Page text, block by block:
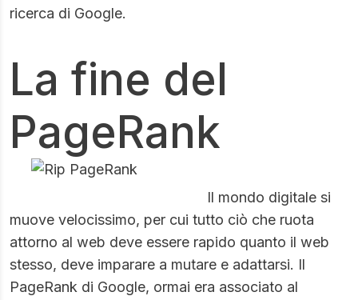
ricerca di Google.
La fine del
PageRank
Il mondo digitale si
muove velocissimo, per cui tutto ciò che ruota
attorno al web deve essere rapido quanto il web
stesso, deve imparare a mutare e adattarsi. Il
PageRank di Google, ormai era associato al